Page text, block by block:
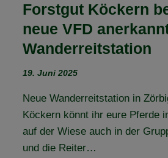
Forstgut Köckern
neue VFD
Wanderreitstation
19. Juni 2025
Neue Wanderreitstation in
Köckern könnt ihr eure Pferde
auf der Wiese auch in der
und die Reiter…